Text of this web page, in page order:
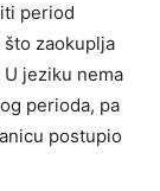
period
zaokuplja
jeziku nema
perioda, pa
postupio